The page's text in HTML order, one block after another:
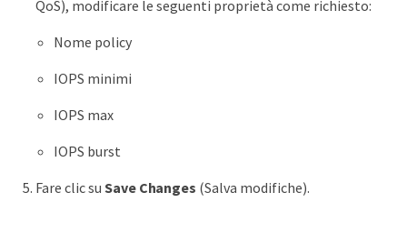
QoS), modificare le seguenti proprietà come richiesto:
Nome policy
IOPS minimi
IOPS max
IOPS burst
Fare clic su Save Changes (Salva modifiche).